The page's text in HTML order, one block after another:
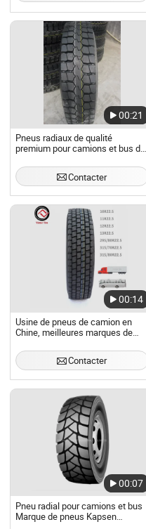
00:21
Pneus radiaux de qualité
premium pour camions et bus de
(12R22.5)
Contacter
00:14
Usine de pneus de camion en
Chine, meilleures marques de
TBR, pneus chinois de camions,
pneus de camion, meilleures
Contacter
00:07
Pneu radial pour camions et bus
Marque de pneus Kapsen